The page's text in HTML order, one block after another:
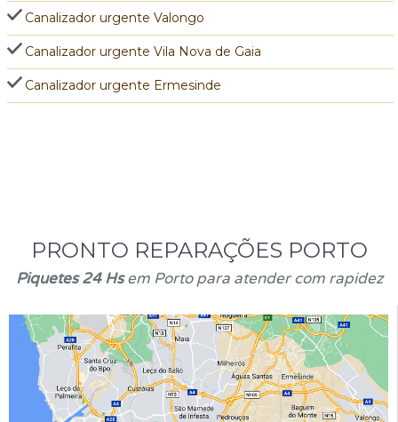
Canalizador urgente Valongo
Canalizador urgente Vila Nova de Gaia
Canalizador urgente Ermesinde
PRONTO REPARAÇÕES PORTO
Piquetes 24 Hsem Porto para atender com rapidez